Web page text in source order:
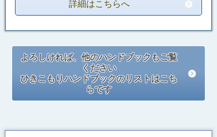
詳細はこちらへ
よろしければ、他のハンドブックもご覧
ください
ひきこもりハンドブックのリストはこち
らです